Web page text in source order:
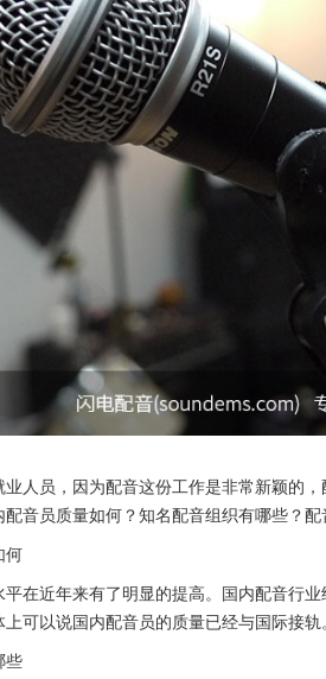
业人员，因为配音这份工作是非常新颖的
音员质量如何？知名配音组织有哪些？配
何
在近年来有了明显的提高。国内配音行
可以说国内配音员的质量已经与国际接轨。
些